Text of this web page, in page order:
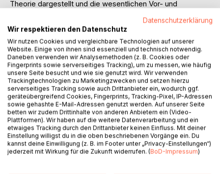
Theorie dargestellt und die wesentlichen Vor- und
In welchem Maße sich aus dem Angebot
produktbegleitender Dienstleistungen und dem
gleichzeitigen Verfolgen einer Bundling-Strategie
Synergieeffekte erschließen lassen, ist darauffolgend
Gegenstand der Analyse.
Inhaltsverzeichnis:Inhaltsverzeichnis:
AbkürzungsverzeichnisVI
Mathematisches SymbolverzeichnisIX
Teil I Einführung und Themenabgrenzung1
1.Einleitung1
2.Fragestellung1
3.Gang der Untersuchung1
Datenschutzerklärung
Wir respektieren den Datenschutz
Wir nutzen Cookies und vergleichbare Technologien auf unserer
Website. Einige von ihnen sind essenziell und technisch notwendig.
Daneben verwenden wir Analysemethoden (z. B. Cookies oder
Fingerprints sowie serverseitiges Tracking), um zu messen, wie häufig
unsere Seite besucht und wie sie genutzt wird. Wir verwenden
Trackingtechnologien zu Marketingzwecken und setzen hierzu
serverseitiges Tracking sowie auch Drittanbieter ein, wodurch ggf.
geräteübergreifend Cookies, Fingerprints, Tracking-Pixel, IP-Adressen
sowie gehashte E-Mail-Adressen genutzt werden. Auf unserer Seite
betten wir zudem Drittinhalte von anderen Anbietern ein (Video-
Plattformen). Wir haben auf die weitere Datenverarbeitung und ein
etwaiges Tracking durch den Drittanbieter keinen Einfluss. Mit deiner
Einstellung willigst du in die oben beschriebenen Vorgänge ein. Du
kannst deine Einwilligung (z. B. im Footer unter „Privacy-Einstellungen“)
jederzeit mit Wirkung für die Zukunft widerrufen. (BoD-Impressum)